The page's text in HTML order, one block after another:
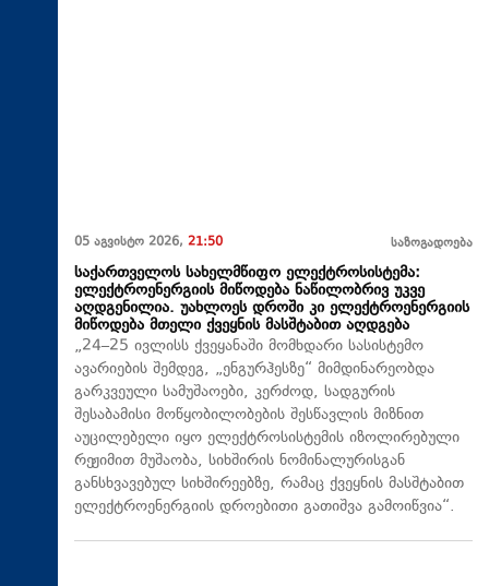
05 აგვისტო 2026, 21:50 საზოგადოება
საქართველოს სახელმწიფო ელექტროსისტემა:
ელექტროენერგიის მიწოდება ნაწილობრივ უკვე
აღდგენილია. უახლოეს დროში კი ელექტროენერგიის
მიწოდება მთელი ქვეყნის მასშტაბით აღდგება
„24–25 ივლისს ქვეყანაში მომხდარი სასისტემო
ავარიების შემდეგ, „ენგურჰესზე“ მიმდინარეობდა
გარკვეული სამუშაოები, კერძოდ, სადგურის
შესაბამისი მოწყობილობების შესწავლის მიზნით
აუცილებელი იყო ელექტროსისტემის იზოლირებული
რეჟიმით მუშაობა, სიხშირის ნომინალურისგან
განსხვავებულ სიხშირეებზე, რამაც ქვეყნის მასშტაბით
ელექტროენერგიის დროებითი გათიშვა გამოიწვია“.